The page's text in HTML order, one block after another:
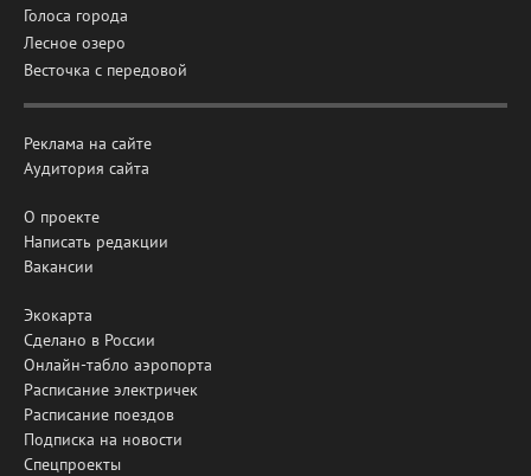
Голоса города
Лесное озеро
Весточка с передовой
Реклама на сайте
Аудитория сайта
О проекте
Написать редакции
Вакансии
Экокарта
Сделано в России
Онлайн-табло аэропорта
Расписание электричек
Расписание поездов
Подписка на новости
Спецпроекты